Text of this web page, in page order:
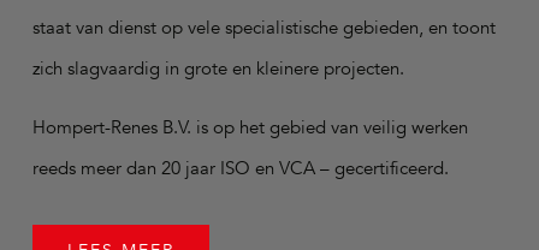
staat van dienst op vele specialistische gebieden, en toont
zich slagvaardig in grote en kleinere projecten.
Hompert-Renes B.V. is op het gebied van veilig werken
reeds meer dan 20 jaar ISO en VCA – gecertificeerd.